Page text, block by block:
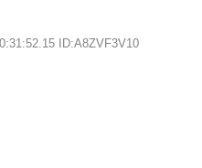
ID:A8ZVF3V10